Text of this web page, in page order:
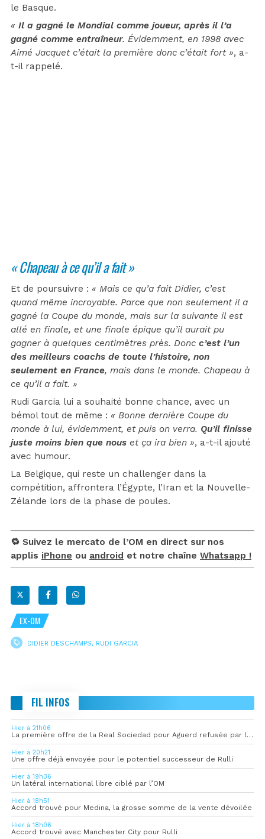
le Basque.
« Il a gagné le Mondial comme joueur, après il l’a
gagné comme entraîneur. Évidemment, en 1998 avec
Aimé Jacquet c’était la première donc c’était fort », a-
t-il rappelé.
« Chapeau à ce qu’il a fait »
Et de poursuivre : « Mais ce qu’a fait Didier, c’est
quand même incroyable. Parce que non seulement il a
gagné la Coupe du monde, mais sur la suivante il est
allé en finale, et une finale épique qu’il aurait pu
gagner à quelques centimètres près. Donc c’est l’un
des meilleurs coachs de toute l’histoire, non
seulement en France, mais dans le monde. Chapeau à
ce qu’il a fait. »
Rudi Garcia lui a souhaité bonne chance, avec un
bémol tout de même : « Bonne dernière Coupe du
monde à lui, évidemment, et puis on verra. Qu’il finisse
juste moins bien que nous et ça ira bien », a-t-il ajouté
avec humour.
La Belgique, qui reste un challenger dans la
compétition, affrontera l’Égypte, l’Iran et la Nouvelle-
Zélande lors de la phase de poules.
🔁 Suivez le mercato de l’OM en direct sur nos
applis iPhone ou android et notre chaîne Whatsapp !
EX-OM
DIDIER DESCHAMPS, RUDI GARCIA
FIL INFOS
Hier à 21h06
La première offre de la Real Sociedad pour Aguerd refusée par l’OM
Hier à 20h21
Une offre déjà envoyée pour le potentiel successeur de Rulli
Hier à 19h36
Un latéral international libre ciblé par l’OM
Hier à 18h51
Accord trouvé pour Medina, la grosse somme de la vente dévoilée
Hier à 18h06
Accord trouvé avec Manchester City pour Rulli